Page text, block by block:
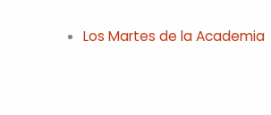
Los Martes de la Academia